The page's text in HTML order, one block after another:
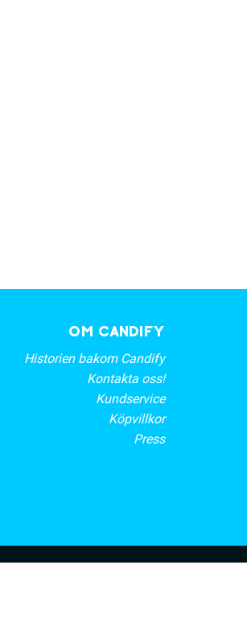
OM CANDIFY
Historien bakom Candify
Kontakta oss!
Kundservice
Köpvillkor
Press